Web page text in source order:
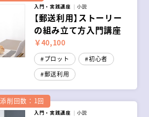
入門・実践講座 小説
【郵送利用】ストーリー
の組み立て方入門講座
￥40,100
プロット
初心者
郵送利用
添削回数：1回
入門・実践講座 小説